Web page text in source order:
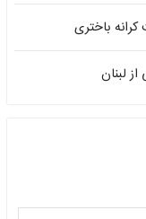
باختری